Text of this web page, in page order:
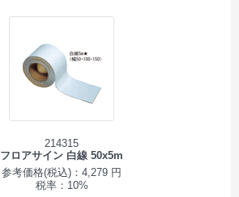
214315
フロアサイン 白線 50x5m
参考価格(税込)：4,279 円
税率：10%